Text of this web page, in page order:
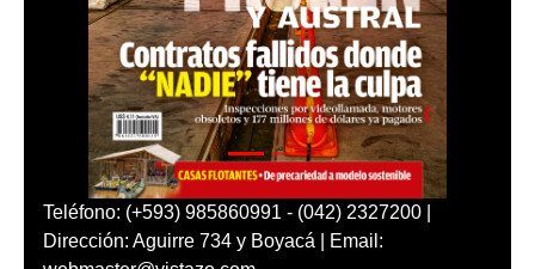
Teléfono: (+593) 985860991 - (042) 2327200 |
Dirección: Aguirre 734 y Boyacá | Email: